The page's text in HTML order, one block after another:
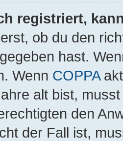
registriert,
ob du den
hast.
Wenn COPPA
alt bist,
den
der Fall ist,